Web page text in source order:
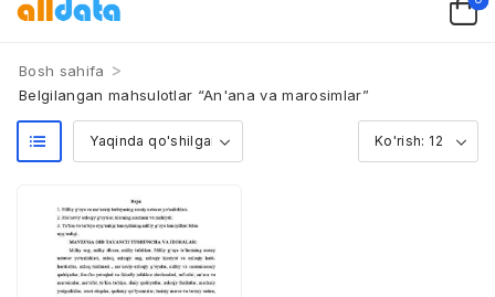
Bosh sahifa >
Belgilangan mahsulotlar “An'ana va marosimlar”